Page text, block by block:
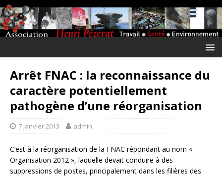
Arrêt FNAC : la reconnaissance du
caractère potentiellement
pathogène d’une réorganisation
7 janvier 2013 admin
C’est à la réorganisation de la FNAC répondant au nom «
Organisation 2012 », laquelle devait conduire à des
suppressions de postes, principalement dans les filières des